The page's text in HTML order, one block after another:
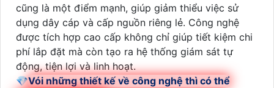
cũng là một điểm mạnh, giúp giảm thiểu việc sử
dụng dây cáp và cấp nguồn riêng lẻ. Công nghệ
được tích hợp cao cấp không chỉ giúp tiết kiệm chi
phí lắp đặt mà còn tạo ra hệ thống giám sát tự
động, tiện lợi và linh hoạt.
💎Vói những thiết kế về công nghệ thì có thể